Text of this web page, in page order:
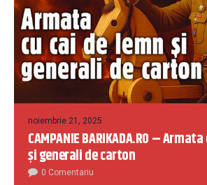
noiembrie 21, 2025
CAMPANIE BARIKADA.RO –
și generali de carton
0 Comentariu